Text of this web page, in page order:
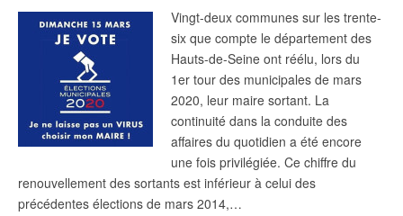
Vingt-deux communes sur les trente-
six que compte le département des
Hauts-de-Seine ont réélu, lors du
1er tour des municipales de mars
2020, leur maire sortant. La
continuité dans la conduite des
affaires du quotidien a été encore
une fois privilégiée. Ce chiffre du
renouvellement des sortants est inférieur à celui des
précédentes élections de mars 2014,…